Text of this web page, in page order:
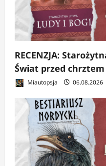
RECENZJA:
Świat przed chrztem
Miautopsja 06.08.2026